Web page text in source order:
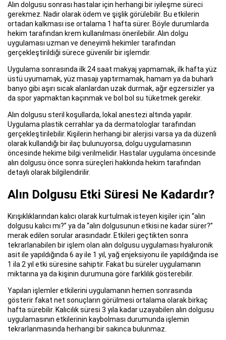
Alın dolgusu sonrası hastalar için herhangi bir iyileşme süreci
gerekmez. Nadir olarak ödem ve şişlik görülebilir. Bu etkilerin
ortadan kalkması ise ortalama 1 hafta sürer. Böyle durumlarda
hekim tarafından krem kullanılması önerilebilir. Alın dolgu
uygulaması uzman ve deneyimli hekimler tarafından
gerçekleştirildiği sürece güvenilir bir işlemdir.
Uygulama sonrasında ilk 24 saat makyaj yapmamak, ilk hafta yüz
üstü uyumamak, yüz masajı yaptırmamak, hamam ya da buharlı
banyo gibi aşırı sıcak alanlardan uzak durmak, ağır egzersizler ya
da spor yapmaktan kaçınmak ve bol bol su tüketmek gerekir.
Alın dolgusu steril koşullarda, lokal anestezi altında yapılır.
Uygulama plastik cerrahlar ya da dermatologlar tarafından
gerçekleştirilebilir. Kişilerin herhangi bir alerjisi varsa ya da düzenli
olarak kullandığı bir ilaç bulunuyorsa, dolgu uygulamasının
öncesinde hekime bilgi verilmelidir. Hastalar uygulama öncesinde
alın dolgusu önce sonra süreçleri hakkında hekim tarafından
detaylı olarak bilgilendirilir.
Alın Dolgusu Etki Süresi Ne Kadardır?
Kırışıklıklarından kalıcı olarak kurtulmak isteyen kişiler için “alın
dolgusu kalıcı mı?” ya da “alın dolgusunun etkisi ne kadar sürer?”
merak edilen sorular arasındadır. Etkileri geçtikten sonra
tekrarlanabilen bir işlem olan alın dolgusu uygulaması hyaluronik
asit ile yapıldığında 6 ay ile 1 yıl, yağ enjeksiyonu ile yapıldığında ise
1 ila 2 yıl etki süresine sahiptir. Fakat bu süreler uygulamanın
miktarına ya da kişinin durumuna göre farklılık gösterebilir.
Yapılan işlemler etkilerini uygulamanın hemen sonrasında
gösterir fakat net sonuçların görülmesi ortalama olarak birkaç
hafta sürebilir. Kalıcılık süresi 3 yıla kadar uzayabilen alın dolgusu
uygulamasının etkilerinin kaybolması durumunda işlemin
tekrarlanmasında herhangi bir sakınca bulunmaz.